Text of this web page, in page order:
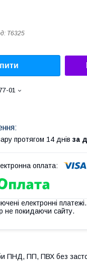
Т6325
01
протягом 14 днів за
електронні
не покидаючи сайту.
ПНД, ПП, ПВХ без